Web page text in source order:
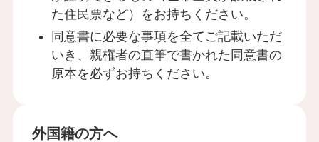
た住民票など）をお持ちください。
同意書に必要な事項を全てご記載いただ
いき、親権者の直筆で書かれた同意書の
原本を必ずお持ちください。
外国籍の方へ